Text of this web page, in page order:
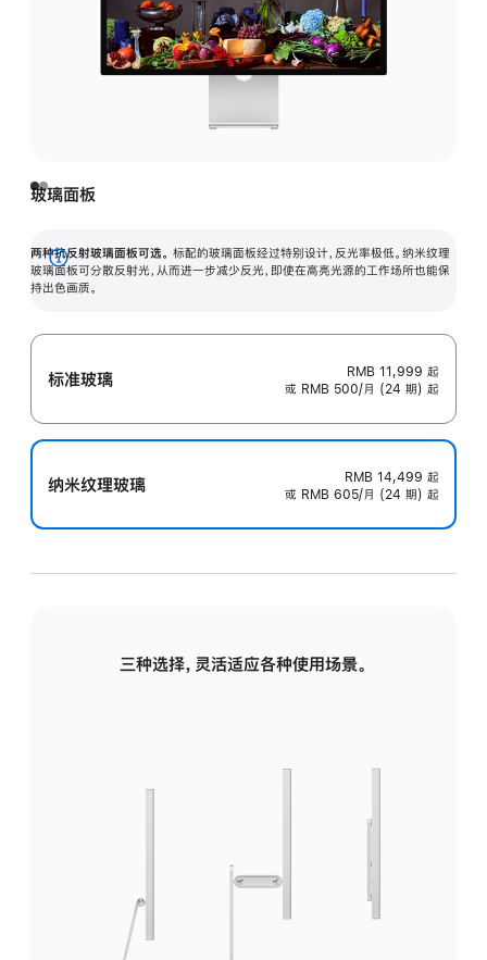
玻璃面板
两种抗反射玻璃面板可选。 标配的玻璃面板经过特别设计，反光率极低。纳米纹理
玻璃面板可分散反射光，从而进一步减少反光，即使在高亮光源的工作场所也能保
持出色画质。
展
开
标准玻璃 RMB 11,999 起
或 RMB 500/月 (24 期) 起
纳米纹理玻璃 RMB 14,499 起
或 RMB 605/月 (24 期) 起
三种选择，灵活适应各种使用场景。